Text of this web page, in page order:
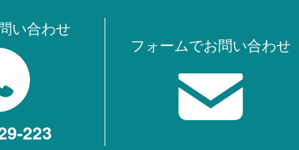
い合わせ
223
フォームでお問い合わせ